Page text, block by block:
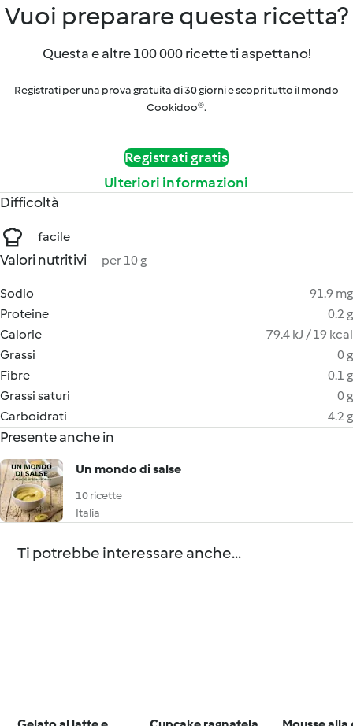
Vuoi preparare questa ricetta?
Questa e altre 100 000 ricette ti aspettano!
Registrati per una prova gratuita di 30 giorni e scopri tutto il mondo
Cookidoo®.
Registrati gratis
Ulteriori informazioni
Difficoltà
facile
Valori nutritivi per 10 g
Sodio
91.9 mg
Proteine
0.2 g
Calorie
79.4 kJ / 19 kcal
Grassi
0 g
Fibre
0.1 g
Grassi saturi
0 g
Carboidrati
4.2 g
Presente anche in
Un mondo di salse
10 ricette
Italia
Ti potrebbe interessare anche...